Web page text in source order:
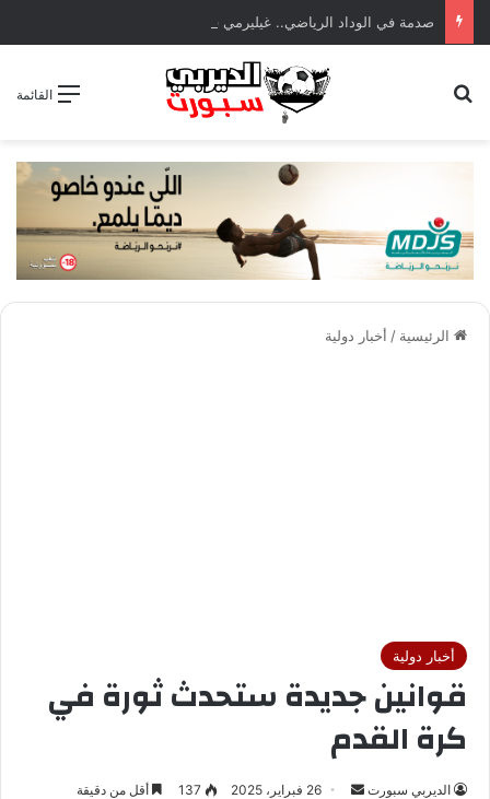
القائمة
الرئيسية / أخبار دولية
أخبار دولية
قوانين جديدة ستحدث ثورة في
كرة القدم
الديربي سبورت 26 فبراير، 2025 137 أقل من دقيقة